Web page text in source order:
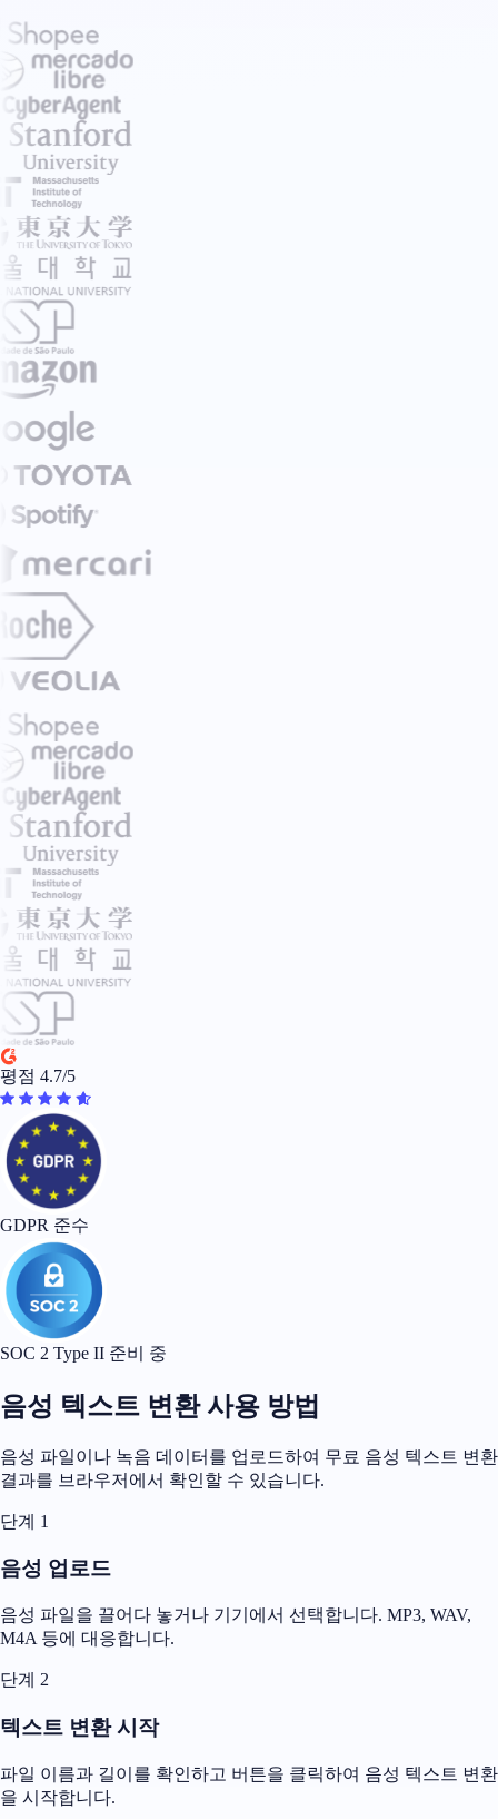
평점 4.7/5
GDPR 준수
SOC 2 Type II 준비 중
음성 텍스트 변환 사용 방법
음성 파일이나 녹음 데이터를 업로드하여 무료 음성 텍스트 변환
결과를 브라우저에서 확인할 수 있습니다.
단계 1
음성 업로드
음성 파일을 끌어다 놓거나 기기에서 선택합니다. MP3, WAV,
M4A 등에 대응합니다.
단계 2
텍스트 변환 시작
파일 이름과 길이를 확인하고 버튼을 클릭하여 음성 텍스트 변환
을 시작합니다.